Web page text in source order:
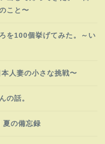
こと〜
を100個挙げてみた。～い
人妻の小さな挑戦〜
の話。
の備忘録